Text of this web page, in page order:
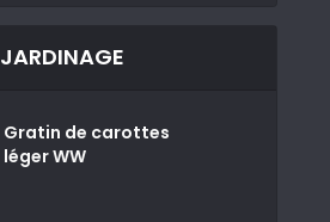
JARDINAGE
Gratin de carottes
léger WW